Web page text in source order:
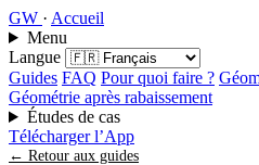
GW · Accueil
Menu
Langue
Guides FAQ Pour quoi faire ?
Géométrie après rabaissement
Études de cas
Télécharger l’App
← Retour aux guides